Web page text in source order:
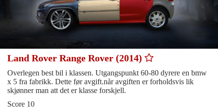
Land Rover Range Rover (2014)
Overlegen best bil i klassen. Utgangspunkt 60-80 dyrere en bmw
x 5 fra fabrikk. Dette før avgift.når avgiften er forholdsvis lik
skjønner man att det er klasse forskjell.
Score 10